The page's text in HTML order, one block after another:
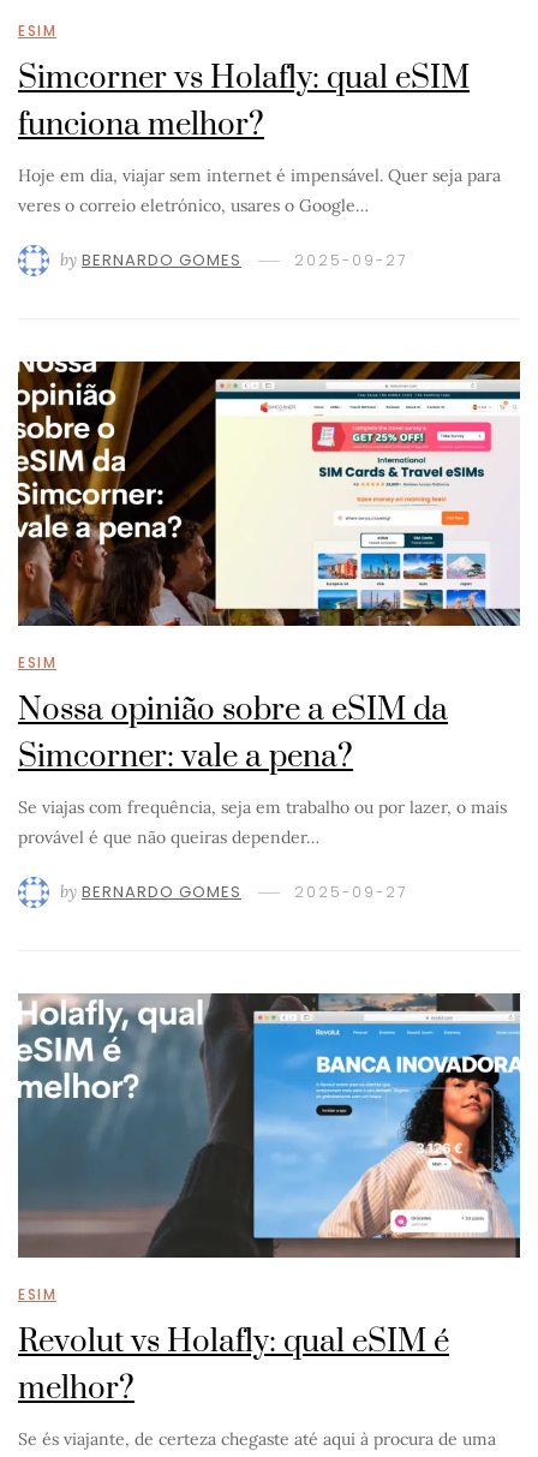
ESIM
Simcorner vs Holafly: qual eSIM
funciona melhor?
Hoje em dia, viajar sem internet é impensável. Quer seja para
veres o correio eletrónico, usares o Google…
by BERNARDO GOMES 2025-09-27
ESIM
Nossa opinião sobre a eSIM da
Simcorner: vale a pena?
Se viajas com frequência, seja em trabalho ou por lazer, o mais
provável é que não queiras depender…
by BERNARDO GOMES 2025-09-27
ESIM
Revolut vs Holafly: qual eSIM é
melhor?
Se és viajante, de certeza chegaste até aqui à procura de uma